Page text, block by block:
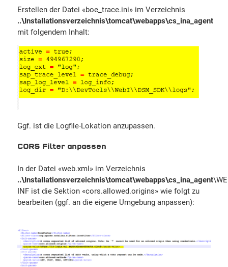
Erstellen der Datei «boe_trace.ini» im Verzeichnis
..\Installationsverzeichnis\tomcat\webapps\cs_ina_agent
mit folgendem Inhalt:
Ggf. ist die Logfile-Lokation anzupassen.
CORS Filter anpassen
In der Datei «web.xml» im Verzeichnis
..\Installationsverzeichnis\tomcat\webapps\cs_ina_agent
INF ist die Sektion «cors.allowed.origins» wie folgt zu
bearbeiten (ggf. an die eigene Umgebung anpassen):